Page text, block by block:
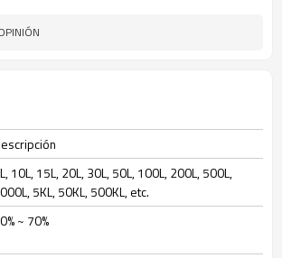
30 ~ 70%
En el sitio
10L, 15L, 20L, 30L, 50L, 100L, 200L, 500L,
5KL, 50KL, 500KL, etc.
~ 70%